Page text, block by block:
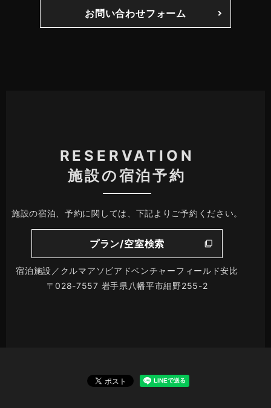
お問い合わせフォーム
RESERVATION
施設の宿泊予約
施設の宿泊、予約に関しては、下記よりご予約ください。
プラン/空室検索
宿泊施設／クルマアソビアドベンチャーフィールド安比
〒028-7557 岩手県八幡平市細野255-2